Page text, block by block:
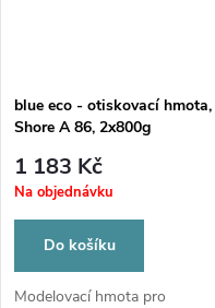
blue eco - otiskovací hmota,
Shore A 86, 2x800g
1 183 Kč
Na objednávku
Do košíku
Modelovací hmota pro